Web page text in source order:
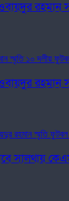
রহমান
রহমান
সালথায়